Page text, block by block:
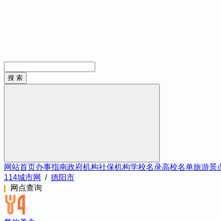
网站首页办事指南政府机构社保机构学校名录高校名单旅游景
114城市网
/ 德阳市
网点查询